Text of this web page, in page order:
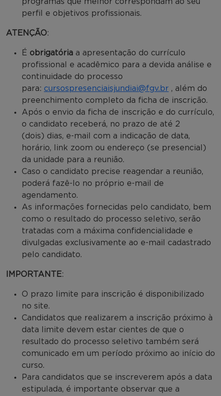
perfil e objetivos profissionais.
ATENÇÃO:
É obrigatória a apresentação do currículo
profissional e acadêmico para a devida análise e
continuidade do processo
para: cursospresenciaisjundiai@fgv.br , além do
preenchimento completo da ficha de inscrição.
Após o envio da ficha de inscrição e do currículo,
o candidato receberá, no prazo de até 2
(dois) dias, e-mail com a indicação de data,
horário, link zoom ou endereço (se presencial)
da unidade para a reunião.
Caso o candidato precise reagendar a reunião,
poderá fazê-lo no próprio e-mail de
agendamento.
As informações fornecidas pelo candidato, bem
como o resultado do processo seletivo, serão
tratadas com a máxima confidencialidade e
divulgadas exclusivamente ao e-mail cadastrado
pelo candidato.
IMPORTANTE:
O prazo limite para inscrição é disponibilizado
no site.
Candidatos que realizarem a inscrição próximo à
data limite devem estar cientes de que o
resultado do processo seletivo também será
comunicado em um período próximo ao início do
curso.
Para candidatos que se inscreverem após a data
estipulada, é importante observar que a